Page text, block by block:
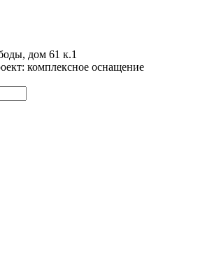
дом 61 к.1
комплексное оснащение